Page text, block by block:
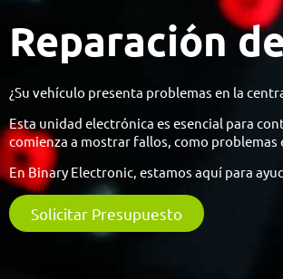
Reparación
¿Su vehículo presenta problemas en la
Esta unidad electrónica es esencial para
comienza a mostrar fallos, como
En Binary Electronic, estamos aquí para
Solicitar Presupuesto